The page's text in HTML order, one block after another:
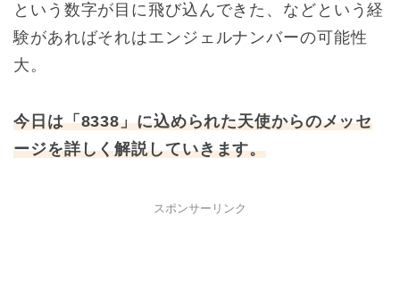
という数字が目に飛び込んできた、などという経
験があればそれはエンジェルナンバーの可能性
大。
今日は「8338」に込められた天使からのメッセ
ージを詳しく解説していきます。
スポンサーリンク